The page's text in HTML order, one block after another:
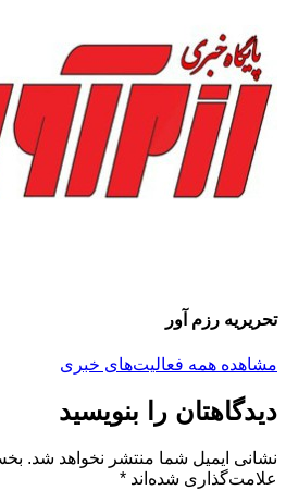
تحریریه رزم آور
مشاهده همه فعالیت‌های خبری
دیدگاهتان را بنویسید
نشانی ایمیل شما منتشر نخواهد شد.
علامت‌گذاری شده‌اند *